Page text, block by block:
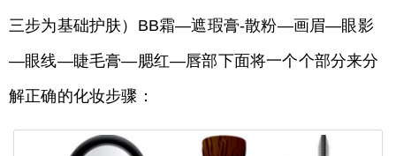
三步为基础护肤）BB霜—遮瑕膏-散粉—画眉—眼影
—眼线—睫毛膏—腮红—唇部下面将一个个部分来分
解正确的化妆步骤：